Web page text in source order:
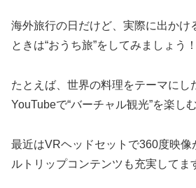
海外旅行の日だけど、実際に出か
ときは“おうち旅”をしてみましょう！
たとえば、世界の料理をテーマにし
YouTubeで“バーチャル観光”を楽し
最近はVRヘッドセットで360度映像
ルトリップコンテンツも充実してま